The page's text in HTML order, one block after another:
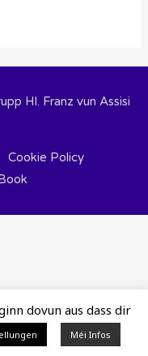
Hl. Franz vun Assisi
Cookie Policy
dovun aus dass dir
Méi Infos